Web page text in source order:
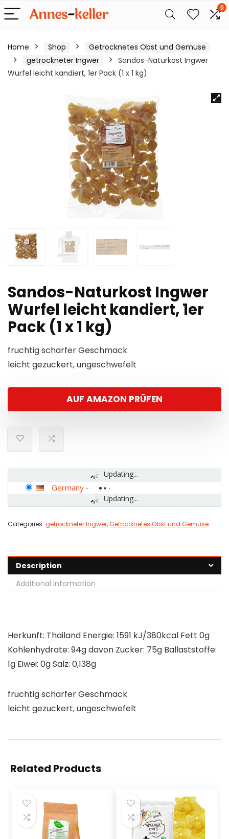
0
Home Shop
Getrocknetes Obst und Gemüse
getrockneter Ingwer
Sandos-Naturkost Ingwer
Wurfel leicht kandiert, 1er Pack (1 x 1 kg)
Sandos-Naturkost Ingwer
Wurfel leicht kandiert, 1er
Pack (1 x 1 kg)
fruchtig scharfer Geschmack
leicht gezuckert, ungeschwefelt
AUF AMAZON PRÜFEN
Updating...
Updating...
Germany -
Categories: getrockneter Ingwer,Getrocknetes Obst und Gemüse
Description
Additional information
Herkunft: Thailand Energie: 1591 kJ/380kcal Fett 0g
Kohlenhydrate: 94g davon Zucker: 75g Ballaststoffe:
1g Eiwei: 0g Salz: 0,138g
fruchtig scharfer Geschmack
leicht gezuckert, ungeschwefelt
Related Products